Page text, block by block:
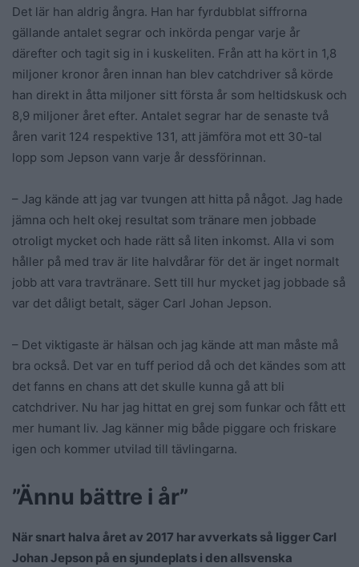
Det lär han aldrig ångra. Han har fyrdubblat siffrorna
gällande antalet segrar och inkörda pengar varje år
därefter och tagit sig in i kuskeliten. Från att ha kört in 1,8
miljoner kronor åren innan han blev catchdriver så körde
han direkt in åtta miljoner sitt första år som heltidskusk och
8,9 miljoner året efter. Antalet segrar har de senaste två
åren varit 124 respektive 131, att jämföra mot ett 30-tal
lopp som Jepson vann varje år dessförinnan.
– Jag kände att jag var tvungen att hitta på något. Jag hade
jämna och helt okej resultat som tränare men jobbade
otroligt mycket och hade rätt så liten inkomst. Alla vi som
håller på med trav är lite halvdårar för det är inget normalt
jobb att vara travtränare. Sett till hur mycket jag jobbade så
var det dåligt betalt, säger Carl Johan Jepson.
– Det viktigaste är hälsan och jag kände att man måste må
bra också. Det var en tuff period då och det kändes som att
det fanns en chans att det skulle kunna gå att bli
catchdriver. Nu har jag hittat en grej som funkar och fått ett
mer humant liv. Jag känner mig både piggare och friskare
igen och kommer utvilad till tävlingarna.
”Ännu bättre i år”
När snart halva året av 2017 har avverkats så ligger Carl
Johan Jepson på en sjundeplats i den allsvenska